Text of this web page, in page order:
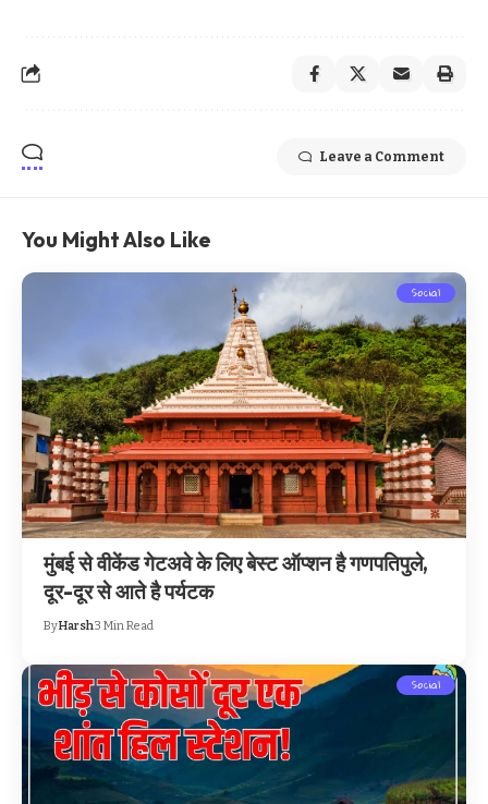
Leave a Comment
You Might Also Like
Social
मुंबई से वीकेंड गेटअवे के लिए बेस्ट ऑप्शन है गणपतिपुले,
दूर-दूर से आते है पर्यटक
ByHarsh3 Min Read
Social